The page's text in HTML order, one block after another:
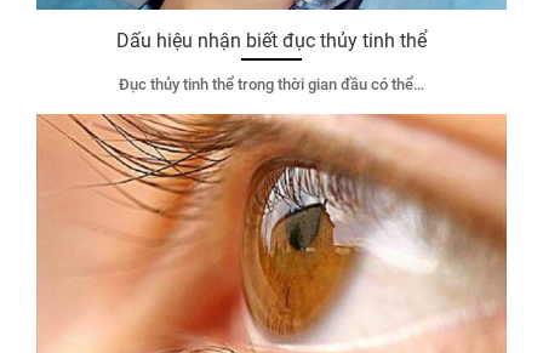
Dấu hiệu nhận biết đục thủy tinh thể
Đục thủy tinh thể trong thời gian đầu có thể…